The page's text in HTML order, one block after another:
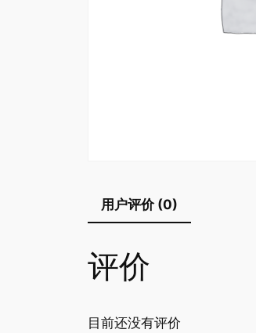
用户评价 (0)
评价
目前还没有评价